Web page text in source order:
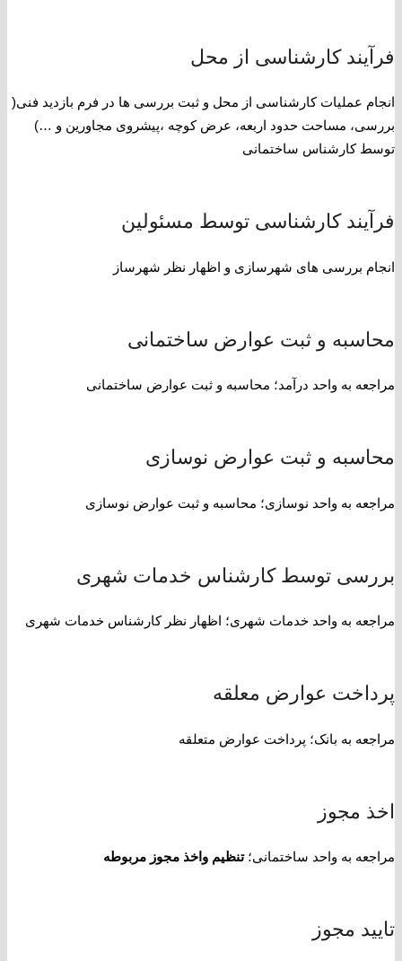
فرآیند کارشناسی از محل
انجام عملیات کارشناسی از محل و ثبت بررسی ها در فرم بازدید فنی(
بررسی، مساحت حدود اربعه، عرض کوچه ،پیشروی مجاورین و …)
توسط کارشناس ساختمانی
فرآیند کارشناسی توسط مسئولین
انجام بررسی های شهرسازی و اظهار نظر شهرساز
محاسبه و ثبت عوارض ساختمانی
مراجعه به واحد درآمد؛ محاسبه و ثبت عوارض ساختمانی
محاسبه و ثبت عوارض نوسازی
مراجعه به واحد نوسازی؛ محاسبه و ثبت عوارض نوسازی
بررسی توسط کارشناس خدمات شهری
مراجعه به واحد خدمات شهری؛ اظهار نظر کارشناس خدمات شهری
پرداخت عوارض معلقه
مراجعه به بانک؛ پرداخت عوارض متعلقه
اخذ مجوز
مراجعه به واحد ساختمانی؛ تنظیم واخذ مجوز مربوطه
تایید مجوز